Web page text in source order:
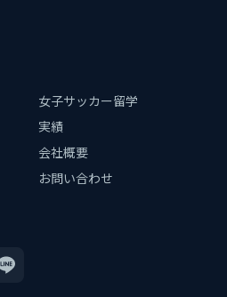
女子サッカー留学
実績
会社概要
お問い合わせ